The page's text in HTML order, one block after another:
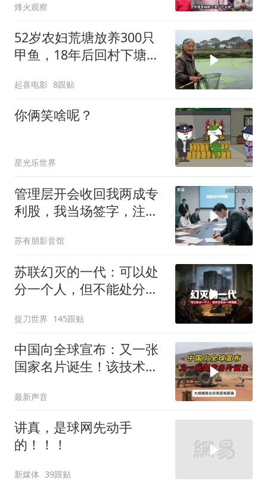
烽火观察
52岁农妇荒塘放养300只
甲鱼，18年后回村下塘瞬
起喜电影 8跟贴
你俩笑啥呢？
星光乐世界
管理层开会收回我两成专
利股，我当场签字，注销
苏有朋影音馆
苏联幻灭的一代：可以处
分一个人，但不能处分一
捉刀世界 145跟贴
中国向全球宣布：又一张
国家名片诞生！该技术全
最新声音
讲真，是球网先动手
的！！！
新媒体 39跟贴